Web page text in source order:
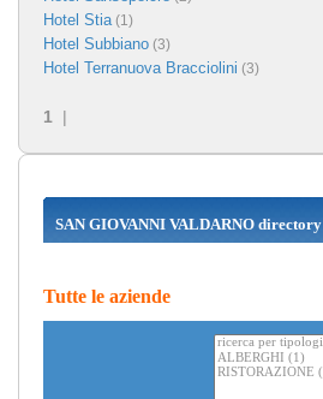
Hotel Stia(1)
Hotel Subbiano (3)
Hotel Terranuova Bracciolini (3)
1 |
SAN GIOVANNI VALDARNO directory
Tutte le aziende